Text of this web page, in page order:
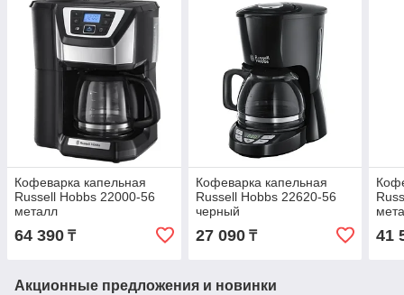
Кофеварка капельная
Russell Hobbs 22000-56
металл
64 390 ₸
Кофеварка капельная
Russell Hobbs 22620-56
черный
27 090₸ 41
Акционные предложения и новинки